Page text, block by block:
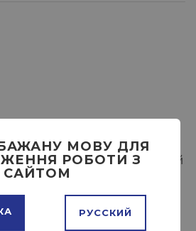
ольха, дуб сонома, дуб
дуб крафт белый, лесной
тёмный венге, возможно
отображение.
МОВУ ДЛЯ
РОБОТИ З
САЙТОМ
РУССКИЙ